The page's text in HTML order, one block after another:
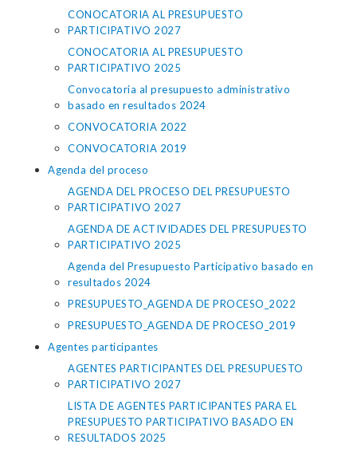
CONOCATORIA AL PRESUPUESTO
PARTICIPATIVO 2027
CONOCATORIA AL PRESUPUESTO
PARTICIPATIVO 2025
Convocatoria al presupuesto administrativo
basado en resultados 2024
CONVOCATORIA 2022
CONVOCATORIA 2019
Agenda del proceso
AGENDA DEL PROCESO DEL PRESUPUESTO
PARTICIPATIVO 2027
AGENDA DE ACTIVIDADES DEL PRESUPUESTO
PARTICIPATIVO 2025
Agenda del Presupuesto Participativo basado en
resultados 2024
PRESUPUESTO_AGENDA DE PROCESO_2022
PRESUPUESTO_AGENDA DE PROCESO_2019
Agentes participantes
AGENTES PARTICIPANTES DEL PRESUPUESTO
PARTICIPATIVO 2027
LISTA DE AGENTES PARTICIPANTES PARA EL
PRESUPUESTO PARTICIPATIVO BASADO EN
RESULTADOS 2025